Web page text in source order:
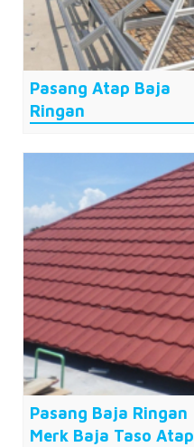
Pasang Atap Baja
Ringan
Pasang Baja Ringan
Merk Baja Taso Atap